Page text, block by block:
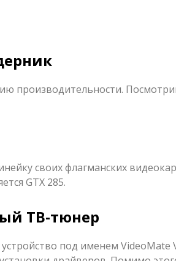
производительности.
своих флагманских
GTX 285.
ТВ-тюнер
под именем VideoMate